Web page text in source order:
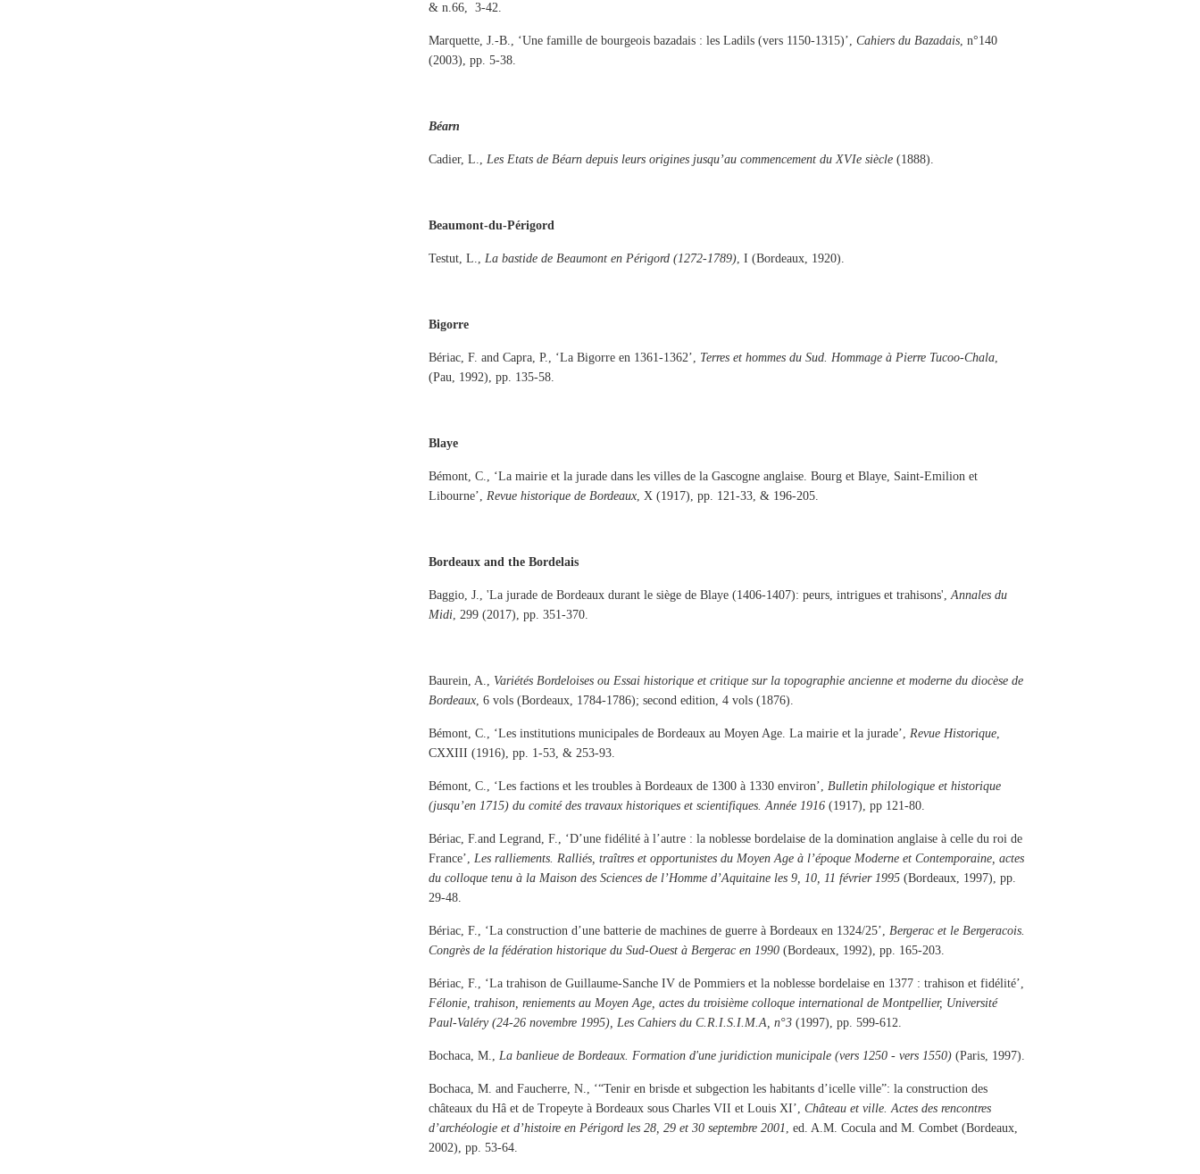
& n.66, 3-42.
Marquette, J.-B., ‘Une famille de bourgeois bazadais : les Ladils (vers 1150-1315)’, Cahiers du Bazadais, n°140
(2003), pp. 5-38.
Béarn
Cadier, L., Les Etats de Béarn depuis leurs origines jusqu’au commencement du XVIe siècle (1888).
Beaumont-du-Périgord
Testut, L., La bastide de Beaumont en Périgord (1272-1789), I (Bordeaux, 1920).
Bigorre
Bériac, F. and Capra, P., ‘La Bigorre en 1361-1362’, Terres et hommes du Sud. Hommage à Pierre Tucoo-Chala,
(Pau, 1992), pp. 135-58.
Blaye
Bémont, C., ‘La mairie et la jurade dans les villes de la Gascogne anglaise. Bourg et Blaye, Saint-Emilion et
Libourne’, Revue historique de Bordeaux, X (1917), pp. 121-33, & 196-205.
Bordeaux and the Bordelais
Baggio, J., 'La jurade de Bordeaux durant le siège de Blaye (1406-1407): peurs, intrigues et trahisons', Annales du
Midi, 299 (2017), pp. 351-370.
Baurein, A., Variétés Bordeloises ou Essai historique et critique sur la topographie ancienne et moderne du diocèse de
Bordeaux, 6 vols (Bordeaux, 1784-1786); second edition, 4 vols (1876).
Bémont, C., ‘Les institutions municipales de Bordeaux au Moyen Age. La mairie et la jurade’, Revue Historique,
CXXIII (1916), pp. 1-53, & 253-93.
Bémont, C., ‘Les factions et les troubles à Bordeaux de 1300 à 1330 environ’, Bulletin philologique et historique
(jusqu’en 1715) du comité des travaux historiques et scientifiques. Année 1916 (1917), pp 121-80.
Bériac, F.and Legrand, F., ‘D’une fidélité à l’autre : la noblesse bordelaise de la domination anglaise à celle du roi de
France’, Les ralliements. Ralliés, traîtres et opportunistes du Moyen Age à l’époque Moderne et Contemporaine, actes
du colloque tenu à la Maison des Sciences de l’Homme d’Aquitaine les 9, 10, 11 février 1995 (Bordeaux, 1997), pp.
29-48.
Bériac, F., ‘La construction d’une batterie de machines de guerre à Bordeaux en 1324/25’, Bergerac et le Bergeracois.
Congrès de la fédération historique du Sud-Ouest à Bergerac en 1990 (Bordeaux, 1992), pp. 165-203.
Bériac, F., ‘La trahison de Guillaume-Sanche IV de Pommiers et la noblesse bordelaise en 1377 : trahison et fidélité’,
Félonie, trahison, reniements au Moyen Age, actes du troisième colloque international de Montpellier, Université
Paul-Valéry (24-26 novembre 1995), Les Cahiers du C.R.I.S.I.M.A, n°3 (1997), pp. 599-612.
Bochaca, M., La banlieue de Bordeaux. Formation d'une juridiction municipale (vers 1250 - vers 1550) (Paris, 1997).
Bochaca, M. and Faucherre, N., ‘“Tenir en brisde et subgection les habitants d’icelle ville”: la construction des
châteaux du Hâ et de Tropeyte à Bordeaux sous Charles VII et Louis XI’, Château et ville. Actes des rencontres
d’archéologie et d’histoire en Périgord les 28, 29 et 30 septembre 2001, ed. A.M. Cocula and M. Combet (Bordeaux,
2002), pp. 53-64.